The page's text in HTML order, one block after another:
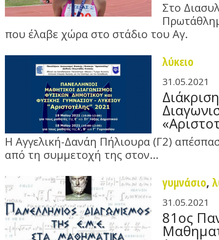
Στο
που έλαβε χώρα στο στάδιο του Αγ.
λύκειο
31.05.2021
Η Αγγελική-Δανάη Πήλιουρα (Γ2)
από τη συμμετοχή της στον...
γυμνάσιο,
31.05.2021
81ος